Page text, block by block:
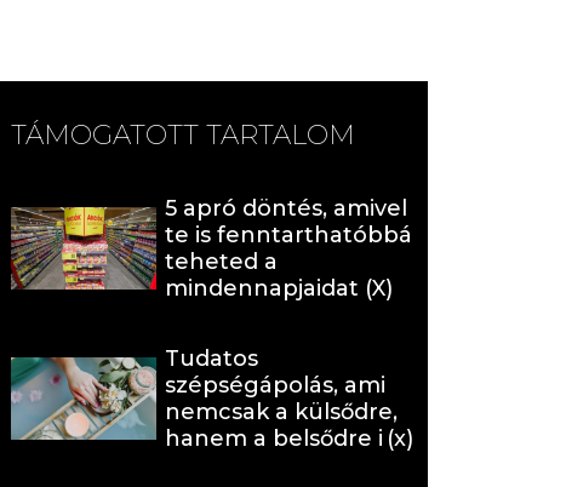
TÁMOGATOTT TARTALOM
5 apró döntés, amivel
te is fenntarthatóbbá
teheted a
mindennapjaidat (X)
Tudatos
szépségápolás, ami
nemcsak a külsődre,
hanem a belsődre is